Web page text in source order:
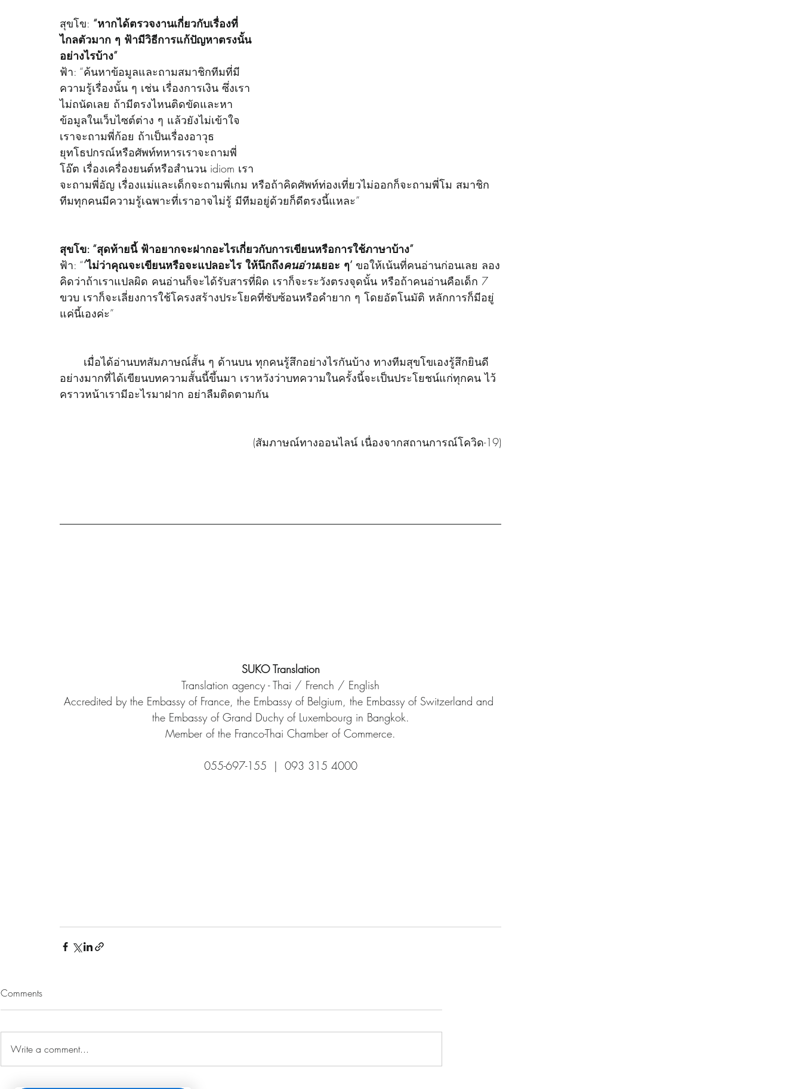
สุขโข: “หากได้ตรวจงานเกี่ยวกับเรื่องที่
ไกลตัวมาก ๆ ฟ้ามีวิธีการแก้ปัญหาตรงนั้น
อย่างไรบ้าง”
ฟ้า: “ค้นหาข้อมูลและถามสมาชิกทีมที่มี
ความรู้เรื่องนั้น ๆ เช่น เรื่องการเงิน ซึ่งเรา
ไม่ถนัดเลย ถ้ามีตรงไหนติดขัดและหา
ข้อมูลในเว็บไซต์ต่าง ๆ แล้วยังไม่เข้าใจ
เราจะถามพี่ก้อย ถ้าเป็นเรื่องอาวุธ
ยุทโธปกรณ์หรือศัพท์ทหารเราจะถามพี่
โอ๊ต เรื่องเครื่องยนต์หรือสำนวน idiom เรา
จะถามพี่อัญ เรื่องแม่และเด็กจะถามพี่เกม หรือถ้าคิดศัพท์ท่องเที่ยวไม่ออกก็จะถามพี่โม สมาชิก
ทีมทุกคนมีความรู้เฉพาะที่เราอาจไม่รู้ มีทีมอยู่ด้วยก็ดีตรงนี้แหละ”
สุขโข: “สุดท้ายนี้ ฟ้าอยากจะฝากอะไรเกี่ยวกับการเขียนหรือการใช้ภาษาบ้าง”
ฟ้า: “‘ไม่ว่าคุณจะเขียนหรือจะแปลอะไร ให้นึกถึงคนอ่านเยอะ ๆ’ ขอให้เน้นที่คนอ่านก่อนเลย ลอง
คิดว่าถ้าเราแปลผิด คนอ่านก็จะได้รับสารที่ผิด เราก็จะระวังตรงจุดนั้น หรือถ้าคนอ่านคือเด็ก 7
ขวบ เราก็จะเลี่ยงการใช้โครงสร้างประโยคที่ซับซ้อนหรือคำยาก ๆ โดยอัตโนมัติ หลักการก็มีอยู่
แค่นี้เองค่ะ”
อย่างมากที่ได้เขียนบทความสั้นนี้ขึ้นมา เราหวังว่าบทความในครั้งนี้จะเป็นประโยชน์แก่ทุกคน ไว้
คราวหน้าเรามีอะไรมาฝาก อย่าลืมติดตามกัน
(สัมภาษณ์ทางออนไลน์ เนื่องจากสถานการณ์โควิด-19)
SUKO Translation
​Translation agency - Thai / French / English
Accredited by the Embassy of France, the Embassy of Belgium, the Embassy of Switzerland and
the Embassy of Grand Duchy of Luxembourg in Bangkok.
Member of the Franco-Thai Chamber of Commerce.
055-697-155  |  093 315 4000
Comments
Write a comment...